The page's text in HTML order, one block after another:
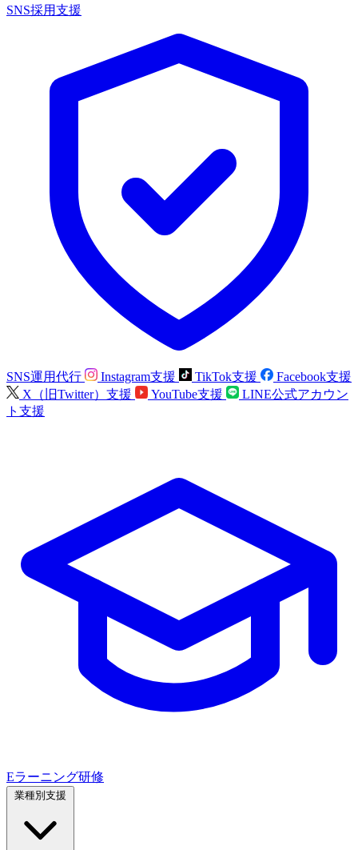
SNS採用支援
SNS運用代行 Instagram支援 TikTok支援
Facebook支援
X（旧Twitter）支援
YouTube支援
LINE公式アカウン
ト支援
Eラーニング研修